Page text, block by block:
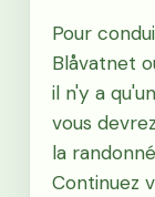
Pour
Blåvatnet
il n'y a
vous
la
Continuez